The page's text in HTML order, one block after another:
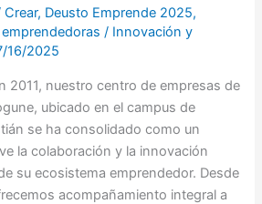
Crear, Deusto Emprende 2025,
/ Innovación y
16/2025
2011, nuestro centro de empresas de
ubicado en el campus de
se ha consolidado como un
la colaboración y la innovación
su ecosistema emprendedor. Desde
acompañamiento integral a